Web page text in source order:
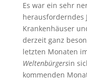
Es war ein sehr
herausforderndes
Krankenhäuser
derzeit ganz
letzten Monaten
Weltenbürgersin
kommenden